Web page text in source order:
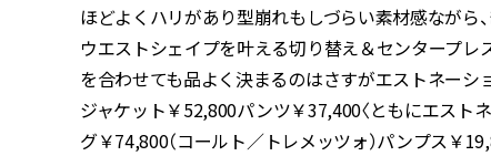
ほどよくハリがあり型崩れもしづらい素材感ながら
ウエストシェイプを叶える切り替え＆センタープレ
を合わせても品よく決まるのはさすがエストネーシ
ジャケット￥52,800パンツ￥37,400〈ともにエストネ
グ￥74,800（コールト／トレメッツォ）パンプス￥